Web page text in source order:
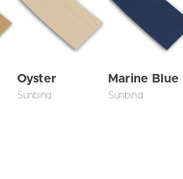
Oyster
Sunbind
Marine Blue
Sunbind